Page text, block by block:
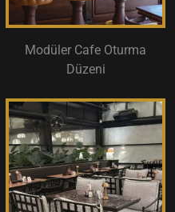
Modüler Cafe Oturma
Düzeni